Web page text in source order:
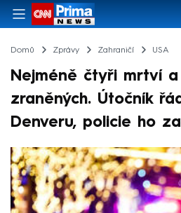
Domů Zprávy Zahraničí USA
Nejméně čtyři mrtví a
zraněných. Útočník
Denveru, policie ho